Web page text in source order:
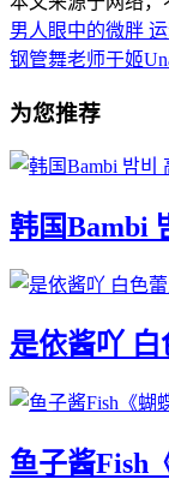
男人眼中的微胖
钢管舞老师于姬
为您推荐
韩国Bambi
是依酱吖 白
鱼子酱Fish